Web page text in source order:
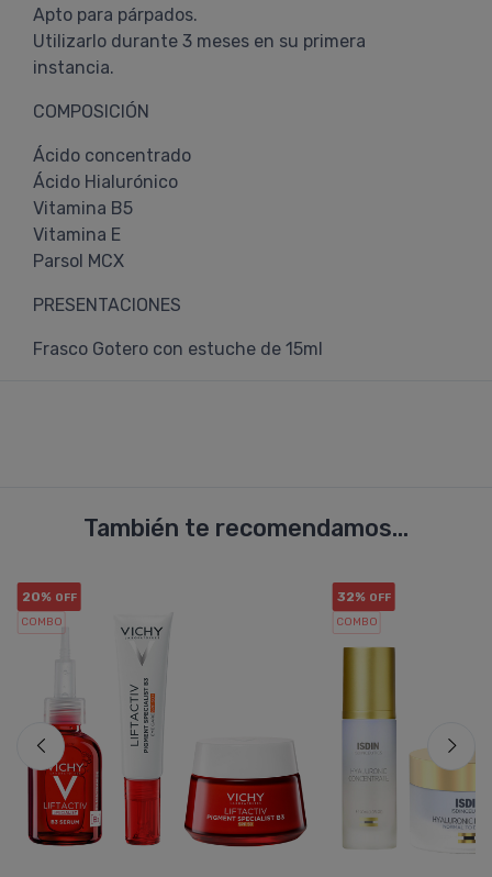
Apto para párpados.
Utilizarlo durante 3 meses en su primera
instancia.
COMPOSICIÓN
Ácido concentrado
Ácido Hialurónico
Vitamina B5
Vitamina E
Parsol MCX
PRESENTACIONES
Frasco Gotero con estuche de 15ml
También te recomendamos...
20% OFF
COMBO
32% OFF
COMBO